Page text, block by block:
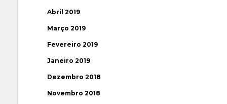
Abril 2019
Março 2019
Fevereiro 2019
Janeiro 2019
Dezembro 2018
Novembro 2018